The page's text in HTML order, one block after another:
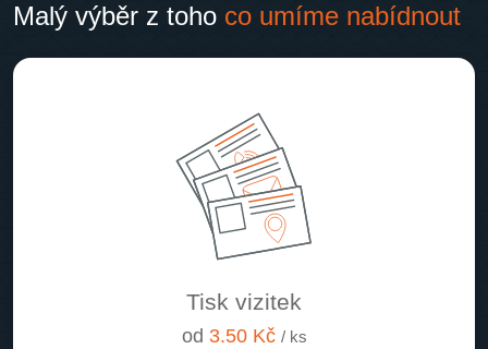
Malý výběr z toho co umíme nabídnout
Tisk vizitek
od 3.50 Kč / ks